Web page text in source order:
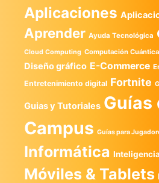
Aplicaciones
Aprender Ayuda Tecnológica
Cloud Computing Computación Cuántica
Diseño gráfico E-Commerce
Entretenimiento digital Fortnite
Guias y Tutoriales Guías
Campus Guías para
Informática
Móviles & Tablets